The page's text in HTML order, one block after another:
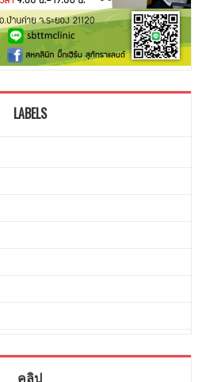
LABELS
คลิป